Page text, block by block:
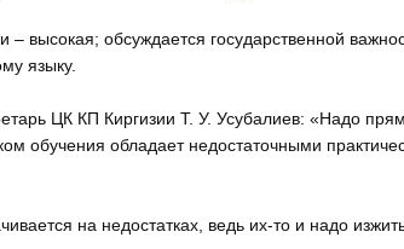
высокая; обсуждается государственной
языку.
ЦК КП Киргизии Т. У. Усубалиев: «Надо
обучения обладает недостаточными
на недостатках, ведь их-то и надо